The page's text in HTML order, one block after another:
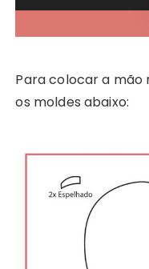
Para colocar a mão
os moldes abaixo: